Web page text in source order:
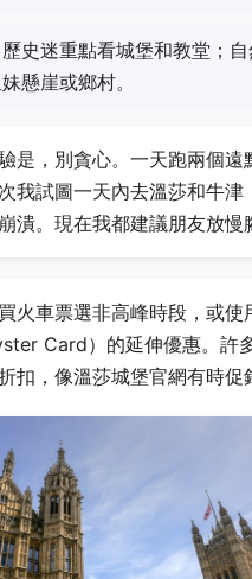
史迷重點看城堡和教堂；
懸崖或鄉村。
是，別貪心。一天跑兩個遠
我試圖一天內去溫莎和牛津
潰。現在我都建議朋友放慢
火車票選非高峰時段，或使
Card）的延伸優惠。許
扣，像溫莎城堡官網有時促